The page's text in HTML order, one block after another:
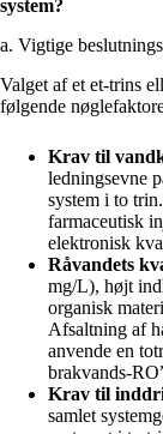
system?
a. Vigtige
Valget af et et-trins
følgende
Krav til
ledningsevne
system i to
farmaceutisk
elektronisk
Råvandets
mg/L), højt
organisk
Afsaltning af
anvende en
brakvands-
Krav til
samlet